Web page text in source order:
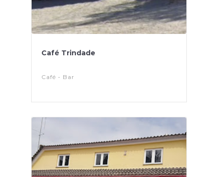
Café Trindade
Café - Bar